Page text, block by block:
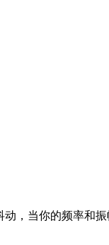
，当你的频率和